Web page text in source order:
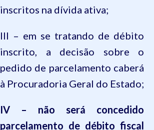
inscritos na dívida ativa;
III – em se tratando de débito
inscrito, a decisão sobre o
pedido de parcelamento caberá
à Procuradoria Geral do Estado;
IV – não será concedido
parcelamento de débito fiscal